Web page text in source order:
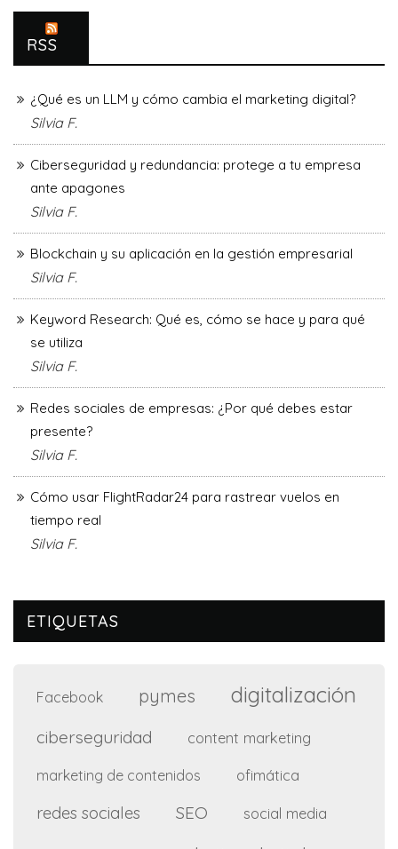
RSS
¿Qué es un LLM y cómo cambia el marketing digital?
Silvia F.
Ciberseguridad y redundancia: protege a tu empresa
ante apagones
Silvia F.
Blockchain y su aplicación en la gestión empresarial
Silvia F.
Keyword Research: Qué es, cómo se hace y para qué
se utiliza
Silvia F.
Redes sociales de empresas: ¿Por qué debes estar
presente?
Silvia F.
Cómo usar FlightRadar24 para rastrear vuelos en
tiempo real
Silvia F.
ETIQUETAS
Facebook pymes digitalización
ciberseguridad content marketing
marketing de contenidos ofimática
redes sociales SEO social media